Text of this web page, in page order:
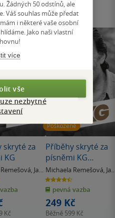
skryté za
KG
, Jan
Kč
Poškozené
Příběhy skryté za
písněmi KG
(poškozená)
Michaela Remešová, Jan
Adam
4.5
z
5
hvězdiček
pevná vazba
249 Kč
Běžně 599 Kč
Žádných 50 odstínů, ale
Váš souhlas může předat
i některé vaše osobní
Jako naši vlastní
více
vše
nezbytné